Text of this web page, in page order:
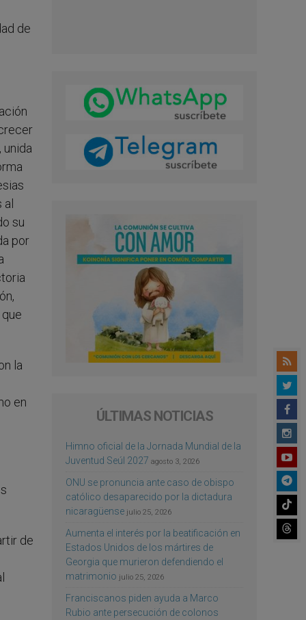
de
unida
su
por
la
en
de
ÚLTIMAS NOTICIAS
Himno oficial de la Jornada Mundial de la
Juventud Seúl 2027 agosto 3, 2026
ONU se pronuncia ante caso de obispo
católico desaparecido por la dictadura
nicaragüense julio 25, 2026
Aumenta el interés por la beatificación en
Estados Unidos de los mártires de
Georgia que murieron defendiendo el
matrimonio julio 25, 2026
Franciscanos piden ayuda a Marco
Rubio ante persecución de colonos